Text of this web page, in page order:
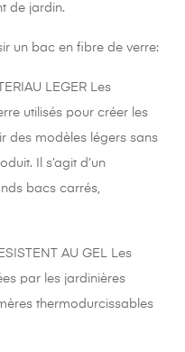
de jardin.
un bac en fibre de verre:
LEGER Les
utilisés pour créer les
des modèles légers sans
Il s’agit d’un
bacs carrés,
AU GEL Les
par les jardinières
thermodurcissables